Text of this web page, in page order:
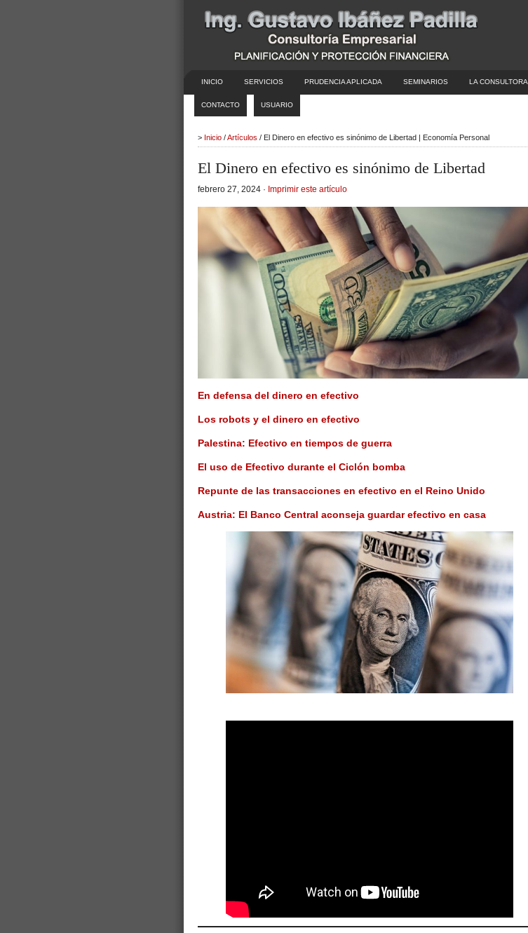
INICIO SERVICIOS PRUDENCIA APLICADA SEMINARIOS LA CONSULTORA
CONTACTO USUARIO
> Inicio /Artículos / El Dinero en efectivo es sinónimo de Libertad | Economía Personal
El Dinero en efectivo es sinónimo de Libertad
febrero 27, 2024 · Imprimir este artículo
En defensa del dinero en efectivo
Los robots y el dinero en efectivo
Palestina: Efectivo en tiempos de guerra
El uso de Efectivo durante el Ciclón bomba
Repunte de las transacciones en efectivo en el Reino Unido
Austria: El Banco Central aconseja guardar efectivo en casa